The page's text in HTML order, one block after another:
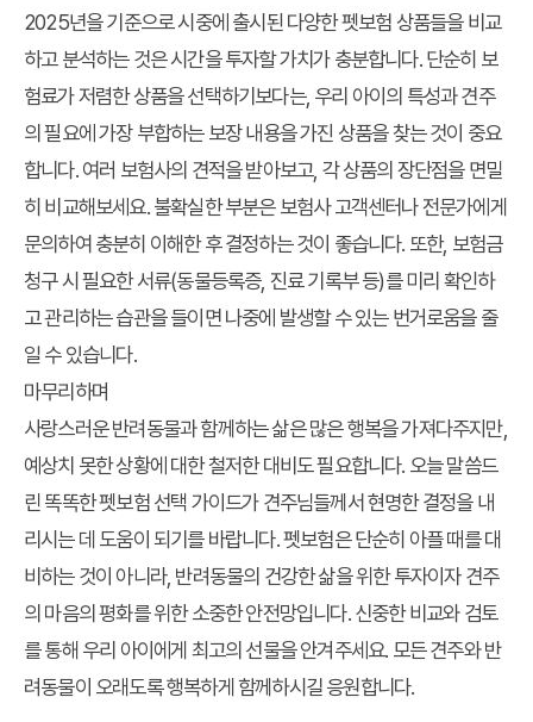
2025년을 기준으로 시중에 출시된 다양한 펫보험 상품들을 비교
하고 분석하는 것은 시간을 투자할 가치가 충분합니다. 단순히 보
험료가 저렴한 상품을 선택하기보다는, 우리 아이의 특성과 견주
의 필요에 가장 부합하는 보장 내용을 가진 상품을 찾는 것이 중요
합니다. 여러 보험사의 견적을 받아보고, 각 상품의 장단점을 면밀
히 비교해보세요. 불확실한 부분은 보험사 고객센터나 전문가에게
문의하여 충분히 이해한 후 결정하는 것이 좋습니다. 또한, 보험금
청구 시 필요한 서류(동물등록증, 진료 기록부 등)를 미리 확인하
고 관리하는 습관을 들이면 나중에 발생할 수 있는 번거로움을 줄
일 수 있습니다.
마무리하며
사랑스러운 반려동물과 함께하는 삶은 많은 행복을 가져다주지만,
예상치 못한 상황에 대한 철저한 대비도 필요합니다. 오늘 말씀드
린 똑똑한 펫보험 선택 가이드가 견주님들께서 현명한 결정을 내
리시는 데 도움이 되기를 바랍니다. 펫보험은 단순히 아플 때를 대
비하는 것이 아니라, 반려동물의 건강한 삶을 위한 투자이자 견주
의 마음의 평화를 위한 소중한 안전망입니다. 신중한 비교와 검토
를 통해 우리 아이에게 최고의 선물을 안겨주세요. 모든 견주와 반
려동물이 오래도록 행복하게 함께하시길 응원합니다.